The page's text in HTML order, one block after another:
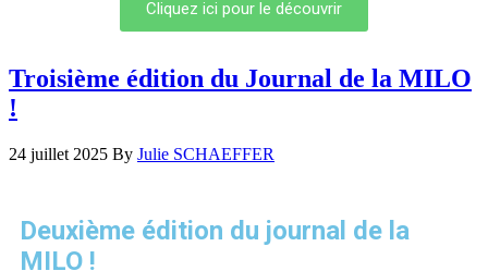
Cliquez ici pour le découvrir
Troisième édition du Journal de la MILO
!
24 juillet 2025 By Julie SCHAEFFER
Deuxième édition du journal de la
MILO !